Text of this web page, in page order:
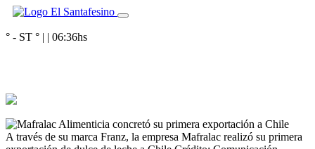
° - ST ° | | 06:36hs
A través de su marca Franz, la empresa Mafralac realizó su primera